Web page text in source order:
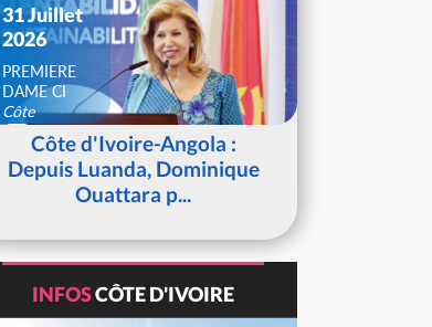
31 Juillet
2026
PREMIERE
DAME CI
Côte
d'IvoireCôte d'Ivoire-Angola :
Depuis Luanda, Dominique
Ouattara p...
INFOSCÔTE D'IVOIRE